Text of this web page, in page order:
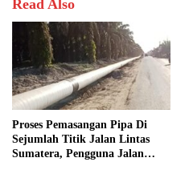
Read Also
Proses Pemasangan Pipa Di
Sejumlah Titik Jalan Lintas
Sumatera, Pengguna Jalan